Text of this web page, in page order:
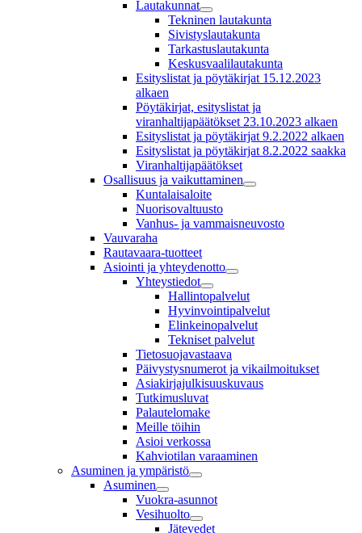
Lautakunnat
Tekninen lautakunta
Sivistyslautakunta
Tarkastuslautakunta
Keskusvaalilautakunta
Esityslistat ja pöytäkirjat 15.12.2023
alkaen
Pöytäkirjat, esityslistat ja
viranhaltijapäätökset 23.10.2023 alkaen
Esityslistat ja pöytäkirjat 9.2.2022 alkaen
Esityslistat ja pöytäkirjat 8.2.2022 saakka
Viranhaltijapäätökset
Osallisuus ja vaikuttaminen
Kuntalaisaloite
Nuorisovaltuusto
Vanhus- ja vammaisneuvosto
Vauvaraha
Rautavaara-tuotteet
Asiointi ja yhteydenotto
Yhteystiedot
Hallintopalvelut
Hyvinvointipalvelut
Elinkeinopalvelut
Tekniset palvelut
Tietosuojavastaava
Päivystysnumerot ja vikailmoitukset
Asiakirjajulkisuuskuvaus
Tutkimusluvat
Palautelomake
Meille töihin
Asioi verkossa
Kahviotilan varaaminen
Asuminen ja ympäristö
Asuminen
Vuokra-asunnot
Vesihuolto
Jätevedet